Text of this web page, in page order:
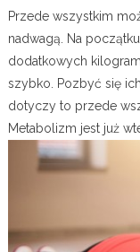
Przede wszystkim
nadwagą. Na
dodatkowych
szybko. Pozbyć się
dotyczy to przede
Metabolizm jest już